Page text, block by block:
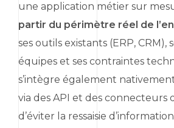
une application métier sur
partir du périmètre réel de
ses outils existants (ERP, CRM),
équipes et ses contraintes
s’intègre également
via des API et des connecteurs
d’éviter la ressaisie